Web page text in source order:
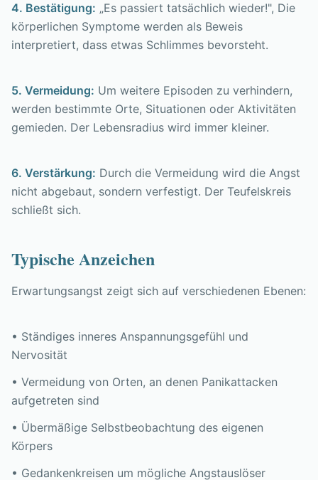
4. Bestätigung: „Es passiert tatsächlich wieder!", Die
körperlichen Symptome werden als Beweis
interpretiert, dass etwas Schlimmes bevorsteht.
5. Vermeidung: Um weitere Episoden zu verhindern,
werden bestimmte Orte, Situationen oder Aktivitäten
gemieden. Der Lebensradius wird immer kleiner.
6. Verstärkung: Durch die Vermeidung wird die Angst
nicht abgebaut, sondern verfestigt. Der Teufelskreis
schließt sich.
Typische Anzeichen
Erwartungsangst zeigt sich auf verschiedenen Ebenen:
• Ständiges inneres Anspannungsgefühl und
Nervosität
• Vermeidung von Orten, an denen Panikattacken
aufgetreten sind
• Übermäßige Selbstbeobachtung des eigenen
Körpers
• Gedankenkreisen um mögliche Angstauslöser